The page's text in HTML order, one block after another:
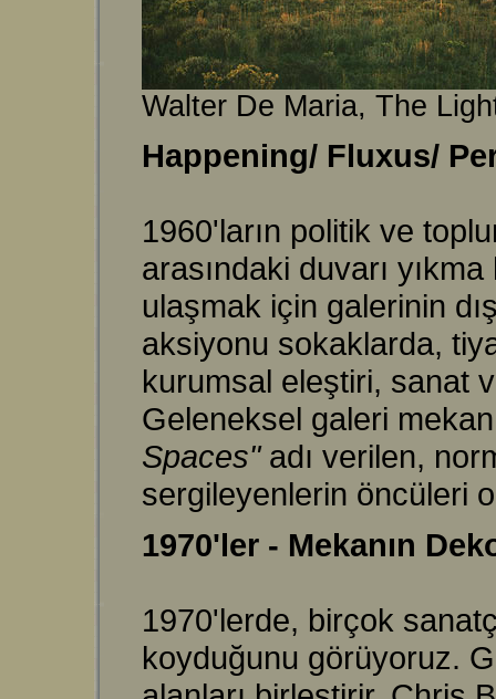
Walter De Maria, The
Happening/ Fluxus/
1960'ların politik ve
arasındaki duvarı
ulaşmak için galerinin
aksiyonu sokaklarda,
kurumsal eleştiri, sanat
Geleneksel galeri
Spaces" adı verilen,
sergileyenlerin öncüleri
1970'ler - Mekanın
1970'lerde, birçok
koyduğunu görüyoruz.